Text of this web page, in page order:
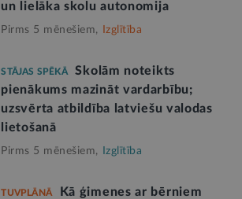
un lielāka skolu autonomija
Pirms 5 mēnešiem, Izglītība
STĀJAS SPĒKĀ
Skolām noteikts
pienākums mazināt vardarbību;
uzsvērta atbildība latviešu valodas
lietošanā
Pirms 5 mēnešiem, Izglītība
TUVPLĀNĀ
Kā ģimenes ar bērniem